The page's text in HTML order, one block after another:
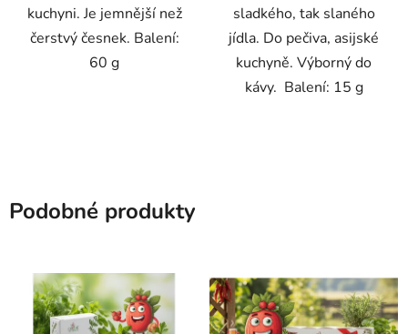
kuchyni. Je jemnější než
čerstvý česnek. Balení:
60 g
sladkého, tak slaného
jídla. Do pečiva, asijské
kuchyně. Výborný do
kávy. Balení: 15 g
Podobné produkty